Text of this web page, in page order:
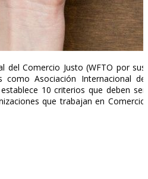
del Comercio Justo (WFTO por sus
como Asociación Internacional de
10 criterios que deben ser
que trabajan en Comercio